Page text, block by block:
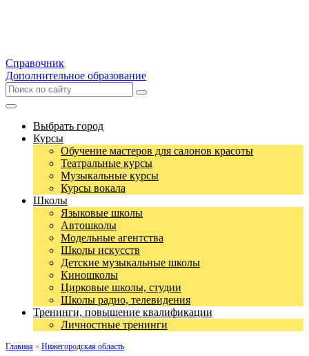
Справочник
Дополнительное образование
Выбрать город
Курсы
Обучение мастеров для салонов красоты
Театральные курсы
Музыкальные курсы
Курсы вокала
Школы
Языковые школы
Автошколы
Модельные агентства
Школы искусств
Детские музыкальные школы
Киношколы
Цирковые школы, студии
Школы радио, телевидения
Тренинги, повышение квалификации
Личностные тренинги
Главная » Нижегородская область